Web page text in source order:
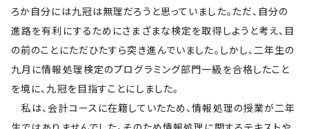
ろか自分には九冠は無理だろうと思っていました。ただ、自分の
進路を有利にするためにさまざまな検定を取得しようと考え、目
の前のことにただひたすら突き進んでいました。しかし、二年生の
九月に情報処理検定のプログラミング部門一級を合格したこと
を境に、九冠を目指すことにしました。
私は、会計コースに在籍していたため、情報処理の授業が二年